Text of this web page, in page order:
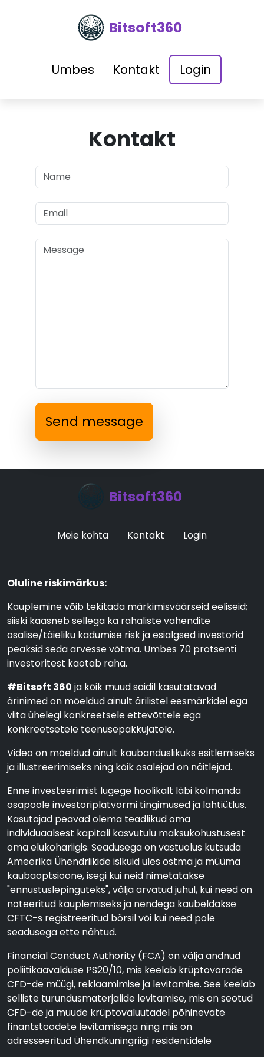
Bitsoft360
Umbes Kontakt Login
Kontakt
Send message
Bitsoft360
Meie kohta Kontakt Login
Oluline riskimärkus:
Kauplemine võib tekitada märkimisväärseid eeliseid;
siiski kaasneb sellega ka rahaliste vahendite
osalise/täieliku kadumise risk ja esialgsed investorid
peaksid seda arvesse võtma. Umbes 70 protsenti
investoritest kaotab raha.
#Bitsoft 360 ja kõik muud saidil kasutatavad
ärinimed on mõeldud ainult ärilistel eesmärkidel ega
viita ühelegi konkreetsele ettevõttele ega
konkreetsetele teenusepakkujatele.
Video on mõeldud ainult kaubanduslikuks esitlemiseks
ja illustreerimiseks ning kõik osalejad on näitlejad.
Enne investeerimist lugege hoolikalt läbi kolmanda
osapoole investoriplatvormi tingimused ja lahtiütlus.
Kasutajad peavad olema teadlikud oma
individuaalsest kapitali kasvutulu maksukohustusest
oma elukohariigis. Seadusega on vastuolus kutsuda
Ameerika Ühendriikide isikuid üles ostma ja müüma
kaubaoptsioone, isegi kui neid nimetatakse
"ennustuslepinguteks", välja arvatud juhul, kui need on
noteeritud kauplemiseks ja nendega kaubeldakse
CFTC-s registreeritud börsil või kui need pole
seadusega ette nähtud.
Financial Conduct Authority (FCA) on välja andnud
poliitikaavalduse PS20/10, mis keelab krüptovarade
CFD-de müügi, reklaamimise ja levitamise. See keelab
selliste turundusmaterjalide levitamise, mis on seotud
CFD-de ja muude krüptovaluutadel põhinevate
finantstoodete levitamisega ning mis on
adresseeritud Ühendkuningriigi residentidele